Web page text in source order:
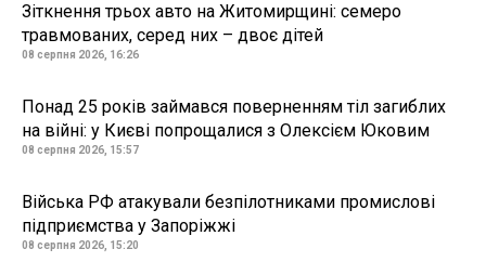
Зіткнення трьох авто на Житомирщині: семеро
травмованих, серед них – двоє дітей
08 серпня 2026, 16:26
Понад 25 років займався поверненням тіл загиблих
на війні: у Києві попрощалися з Олексієм Юковим
08 серпня 2026, 15:57
Війська РФ атакували безпілотниками промислові
підприємства у Запоріжжі
08 серпня 2026, 15:20